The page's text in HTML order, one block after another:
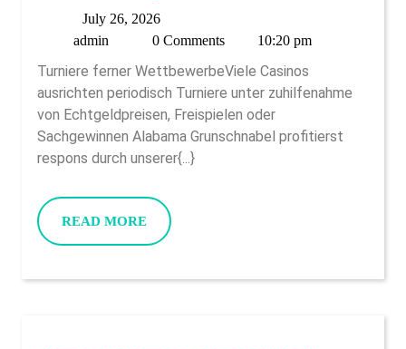
July 26, 2026July
26,
admin 0 Comments 10:20 pm
Turniere ferner WettbewerbeViele Casinos
ausrichten periodisch Turniere unter zuhilfenahme
von Echtgeldpreisen, Freispielen oder
Sachgewinnen Alabama Grunschnabel profitierst
respons durch unserer{...}
READ MOREREAD
MORE